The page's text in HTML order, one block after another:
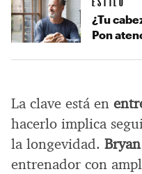
La clave está en
hacerlo implica
la longevidad.
entrenador con
¿Tu
Pon